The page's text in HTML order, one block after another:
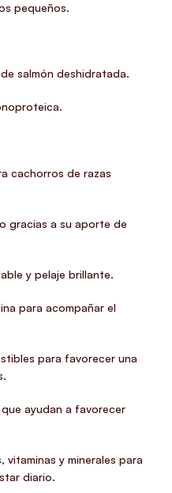
pequeños.
salmón deshidratada.
cachorros de razas
gracias a su aporte de
y pelaje brillante.
para acompañar el
para favorecer una
que ayudan a favorecer
vitaminas y minerales para
diario.